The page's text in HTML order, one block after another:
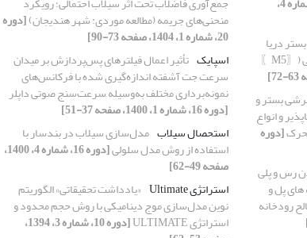
دریا
در حالت بسترفعال با استفاده از مدل ترکیبی (〖M5〗
بستر و
و انواع
[دوره
رس و پلی
پل و
رودخانه
منحنی‌های جریمه (مطالعه موردی: شهر هندیجان)[دوره
20، شماره 1، 1404، صفحه 73-90]
اسپایک تأثیر اعمال فیلترهای پس‌پردازش بر میدان
سرعت جت آشفته اندازه‌گیری شده با فرکانس‌های
نمونه‌برداری مختلف به‌وسیله سرعت‌سنج صوتی داپلر
[دوره 16، شماره 1، 1400، صفحه 37-51]
استحصال سیلاب مدل‌سازی سیلاب در بندسار با
استفاده از روش مدل سلولی [دوره 16، شماره 4، 1400،
صفحه 49-62]
استراتژی Ultimate
«یادداشت تحقیقاتی» الگوریتم
نوین مدل‌سازی موج دینامیکی با روش حجم محدود و
استراتژی ULTIMATE [دوره 10، شماره 3، 1394،